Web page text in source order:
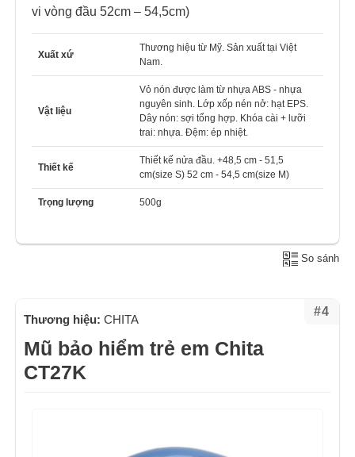
vi vòng đầu 52cm – 54,5cm)
Xuất xứ
Thương hiệu từ Mỹ. Sản xuất tại Việt
Nam.
Vật liệu
Vỏ nón được làm từ nhựa ABS - nhựa
nguyên sinh. Lớp xốp nén nở: hạt EPS.
Dây nón: sợi tổng hợp. Khóa cài + lưỡi
trai: nhựa. Đệm: ép nhiệt.
Thiết kế
Thiết kế nửa đầu. +48,5 cm - 51,5
cm(size S) 52 cm - 54,5 cm(size M)
Trọng lượng 500g
So sánh
#4
Thương hiệu: CHITA
Mũ bảo hiểm trẻ em Chita
CT27K